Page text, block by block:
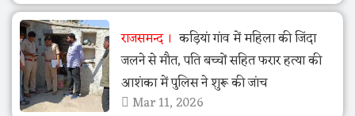
राजसमन्द
कड़ियां गांव में महिला की जिंदा
जलने से मौत, पति बच्चों सहित फरार हत्या की
आशंका में पुलिस ने शुरू की जांच
Mar 11, 2026